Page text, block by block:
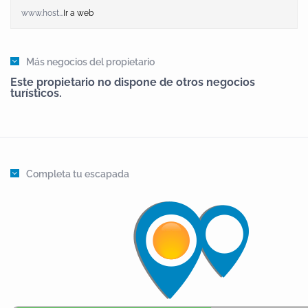
garganta de la Olla, y que el pueblo fundado, en
la región se conoció como La Olla.Aguas abajo de la
garganta Mayor, existen los restos de una población
es una comarca española situada en el noreste de la
Provincia de Cáceres, en la comunidad de
Extremadura.Geográficamente los pueblos de la
comarca de La Vera se sitúan en la vertiente sur de la
Sierra de Gredos, circunstancia que ha determinado
el clima y el medio natural característicos de este
www.host... Ir a web
Más negocios del propietario
Este propietario no dispone de otros negocios
turísticos.
Completa tu escapada